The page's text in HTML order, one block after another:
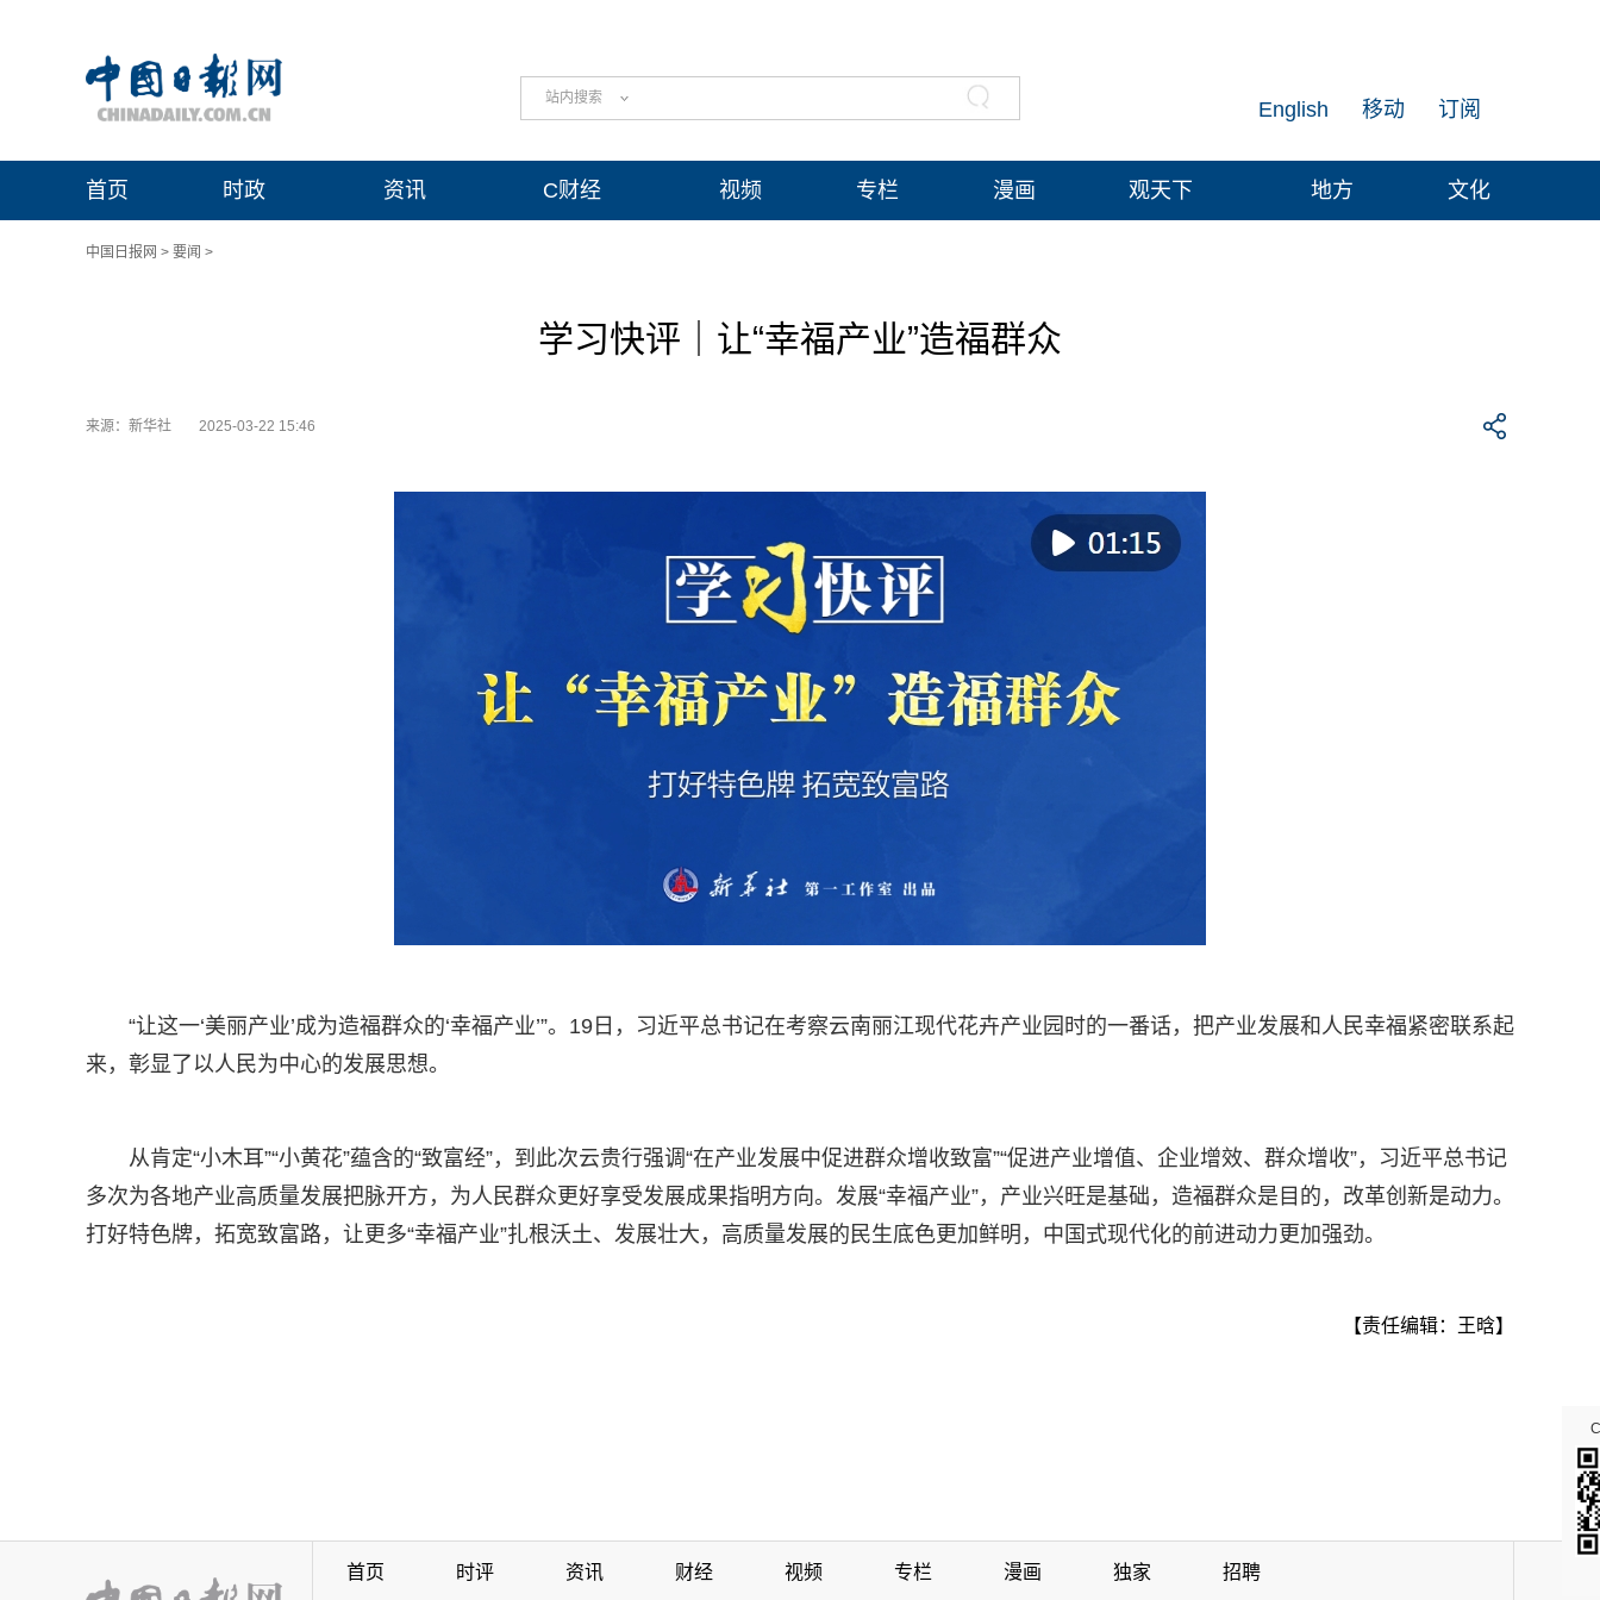
站内搜索 订阅
移动
English
首页 时政 资讯 C财经 视频 专栏 漫画 观天下 地方 文化
中国日报网 > 要闻 >
学习快评｜让“幸福产业”造福群众
来源：新华社 2025-03-22 15:46
“让这一‘美丽产业’成为造福群众的‘幸福产业’”。19日，习近平总书记在考察云南丽江现代花卉产业园时的一番话，把产业发展和人民幸福紧密联系起
来，彰显了以人民为中心的发展思想。
从肯定“小木耳”“小黄花”蕴含的“致富经”，到此次云贵行强调“在产业发展中促进群众增收致富”“促进产业增值、企业增效、群众增收”，习近平总书记
多次为各地产业高质量发展把脉开方，为人民群众更好享受发展成果指明方向。发展“幸福产业”，产业兴旺是基础，造福群众是目的，改革创新是动力。
打好特色牌，拓宽致富路，让更多“幸福产业”扎根沃土、发展壮大，高质量发展的民生底色更加鲜明，中国式现代化的前进动力更加强劲。
【责任编辑：王晗】
首页 时评 资讯 财经 视频 专栏 漫画 独家 招聘